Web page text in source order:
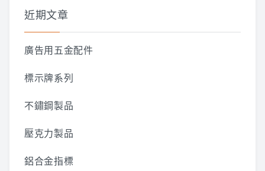
近期文章
廣告用五金配件
標示牌系列
不鏽鋼製品
壓克力製品
鋁合金指標